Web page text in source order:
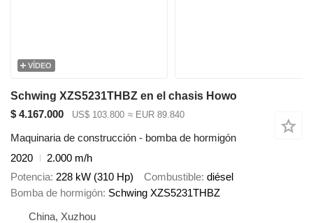
VÍDEO
Schwing XZS5231THBZ en el chasis Howo
$ 4.167.000
US$ 103.800 ≈ EUR 89.840
Maquinaria de construcción - bomba de hormigón
2020
2.000 m/h
Potencia 228 kW (310 Hp) Combustible diésel
Bomba de hormigón Schwing XZS5231THBZ
China, Xuzhou